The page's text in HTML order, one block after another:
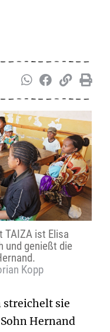
TAIZA ist Elisa
und genießt die
Kopp
sie
Hernand